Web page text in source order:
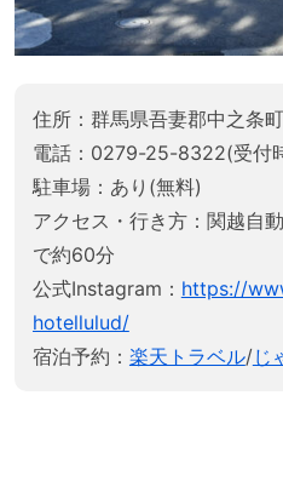
住所：群馬県吾妻郡中之条
電話：0279-25-8322(受付
駐車場：あり(無料)
アクセス・行き方：関越自
で約60分
公式Instagram： https://
hotellulud/
宿泊予約： 楽天トラベル/じ